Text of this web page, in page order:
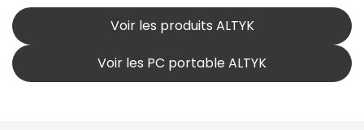
Voir les produits ALTYK
Voir les PC portable ALTYK